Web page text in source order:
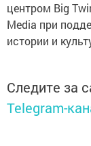
центром Big
Media при
истории и
Следите за
Telegram-